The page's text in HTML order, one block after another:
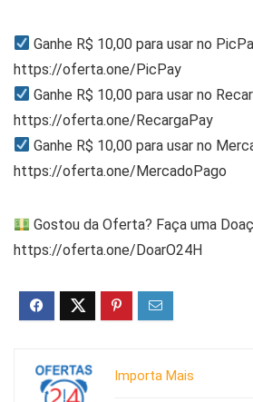
Ganhe R$ 10,00 para usar no
https://oferta.one/PicPay
Ganhe R$ 10,00 para usar no
https://oferta.one/RecargaPay
Ganhe R$ 10,00 para usar no
https://oferta.one/MercadoPago
Gostou da Oferta? Faça uma
https://oferta.one/DoarO24H
Importa Mais